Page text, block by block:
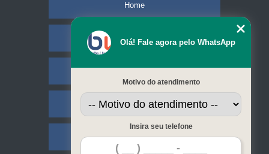
Home
Empresa
Serviços
Contato
Olá! Fale agora pelo WhatsApp
Motivo do atendimento
Insira seu telefone